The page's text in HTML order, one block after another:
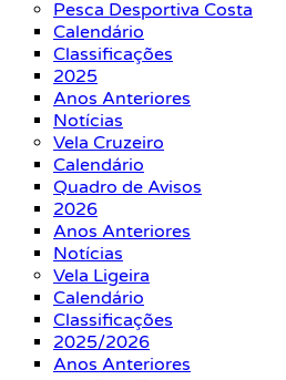
Pesca Desportiva Costa
Calendário
Classificações
2025
Anos Anteriores
Notícias
Vela Cruzeiro
Calendário
Quadro de Avisos
2026
Anos Anteriores
Notícias
Vela Ligeira
Calendário
Classificações
2025/2026
Anos Anteriores